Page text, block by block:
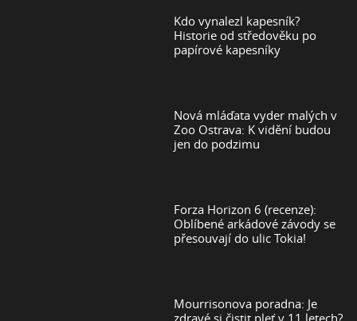
Kdo vynalezl kapesník?
Historie od středověku po
papírové kapesníky
Nová mláďata vyder malých v
Zoo Ostrava: K vidění budou
jen do podzimu
Forza Horizon 6 (recenze):
Oblíbené arkádové závody se
přesouvají do ulic Tokia!
Mourrisonova poradna: Je